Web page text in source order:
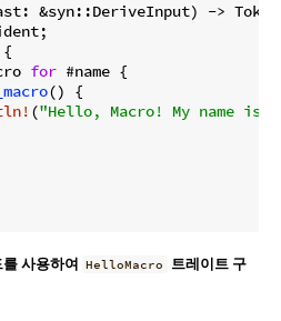
&syn::DeriveInput) ->
{
for #name {
() {
("Hello, Macro! My name is
사용하여 HelloMacro
트레이트 구